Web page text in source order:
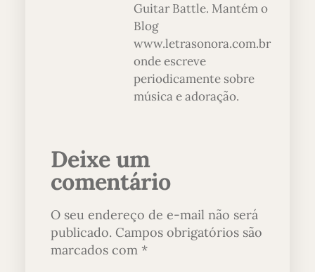
Guitar Battle. Mantém o
Blog
www.letrasonora.com.br
onde escreve
periodicamente sobre
música e adoração.
Deixe um
comentário
O seu endereço de e-mail não será
publicado. Campos obrigatórios são
marcados com *